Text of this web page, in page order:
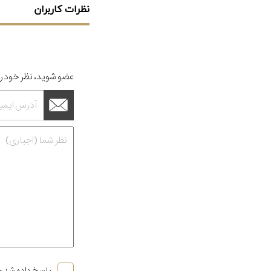
نظرات کاربران
عضو شوید، نظر خود